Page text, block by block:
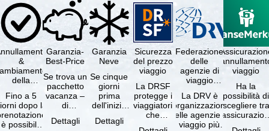
&
della
gratuiti
Fino a 5
dopo la
è possibile
Garanzia-
Best-Price
Se trova un
pacchetto
vacanza –
di
e servizi
Dettagli
Garanzia
Neve
Se cinque
giorni
prima
dell'inizio
soggiorno
Dettagli
Sicurezza
del prezzo
viaggio
La DRSF
protegge i
viaggiatori
che
Federazione
delle
agenzie di
viaggio
La DRV è
l'organizzazione
delle agenzie di
viaggio più
viaggio
Ha la
possibilità di
scegliere tra